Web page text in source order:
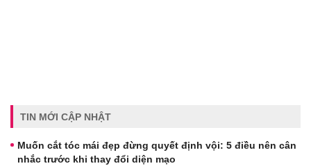
TIN MỚI CẬP NHẬT
Muốn cắt tóc mái đẹp đừng quyết định vội: 5 điều nên cân
nhắc trước khi thay đổi diện mạo